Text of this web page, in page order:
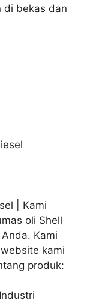
di bekas dan
| Kami
oli Shell
Kami
kami
produk: